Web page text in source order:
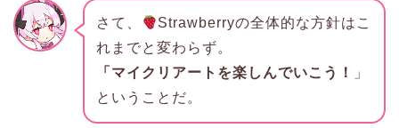
さて、
Strawberryの全体的な方針はこ
れまでと変わらず。
「マイクリアートを楽しんでいこう！
」
ということだ。